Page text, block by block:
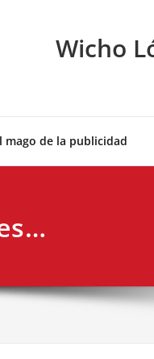
Wicho
mago de la publicidad